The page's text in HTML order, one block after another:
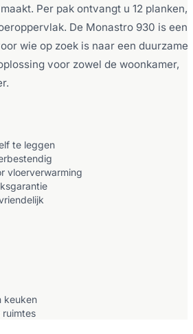
Per pak ontvangt u 12 planken,
De Monastro 930 is een
wie op zoek is naar een duurzame
voor zowel de woonkamer,
te leggen
vloerverwarming
keuken
ruimtes